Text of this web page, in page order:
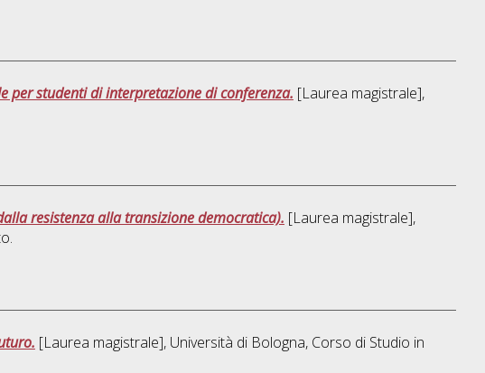
per studenti di interpretazione di conferenza. [Laurea magistrale],
resistenza alla transizione democratica). [Laurea magistrale],
[Laurea magistrale], Università di Bologna, Corso di Studio in